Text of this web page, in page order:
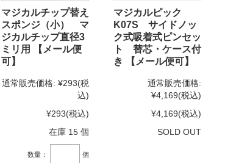
マジカルチップ替え
スポンジ（小） マ
ジカルチップ直径3
ミリ用 【メール便
可】
通常販売価格: ¥293(税
込)
¥293(税込)
在庫 15 個
数量： 個
マジカルピック
K07S サイドノッ
ク式吸着式ピンセッ
ト 替芯・ケース付
き 【メール便可】
通常販売価格:
¥4,169(税込)
¥4,169(税込)
SOLD OUT